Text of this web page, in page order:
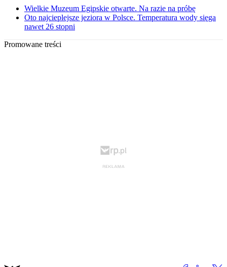
Wielkie Muzeum Egipskie otwarte. Na razie na próbę
Oto najcieplejsze jeziora w Polsce. Temperatura wody sięga
nawet 26 stopni
Promowane treści